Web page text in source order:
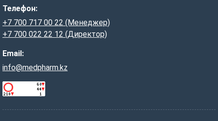
Телефон:
+7 700 717 00 22 (Менеджер)
+7 700 022 22 12 (Директор)
Email:
info@medpharm.kz